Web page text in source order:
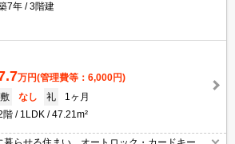
7年
3階建
万円(管理費等：6,000円)
敷
なし 礼
1ヶ月
階
1LDK 47.21m²